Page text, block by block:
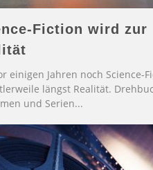
Fiction wird zur
einigen Jahren noch Science-
längst Realität.
und Serien...